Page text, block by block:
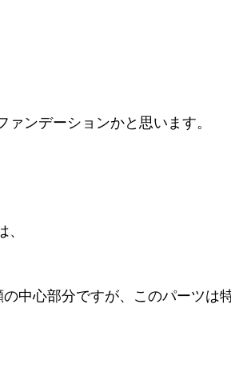
ンデーションかと思います。
中心部分ですが、このパーツは